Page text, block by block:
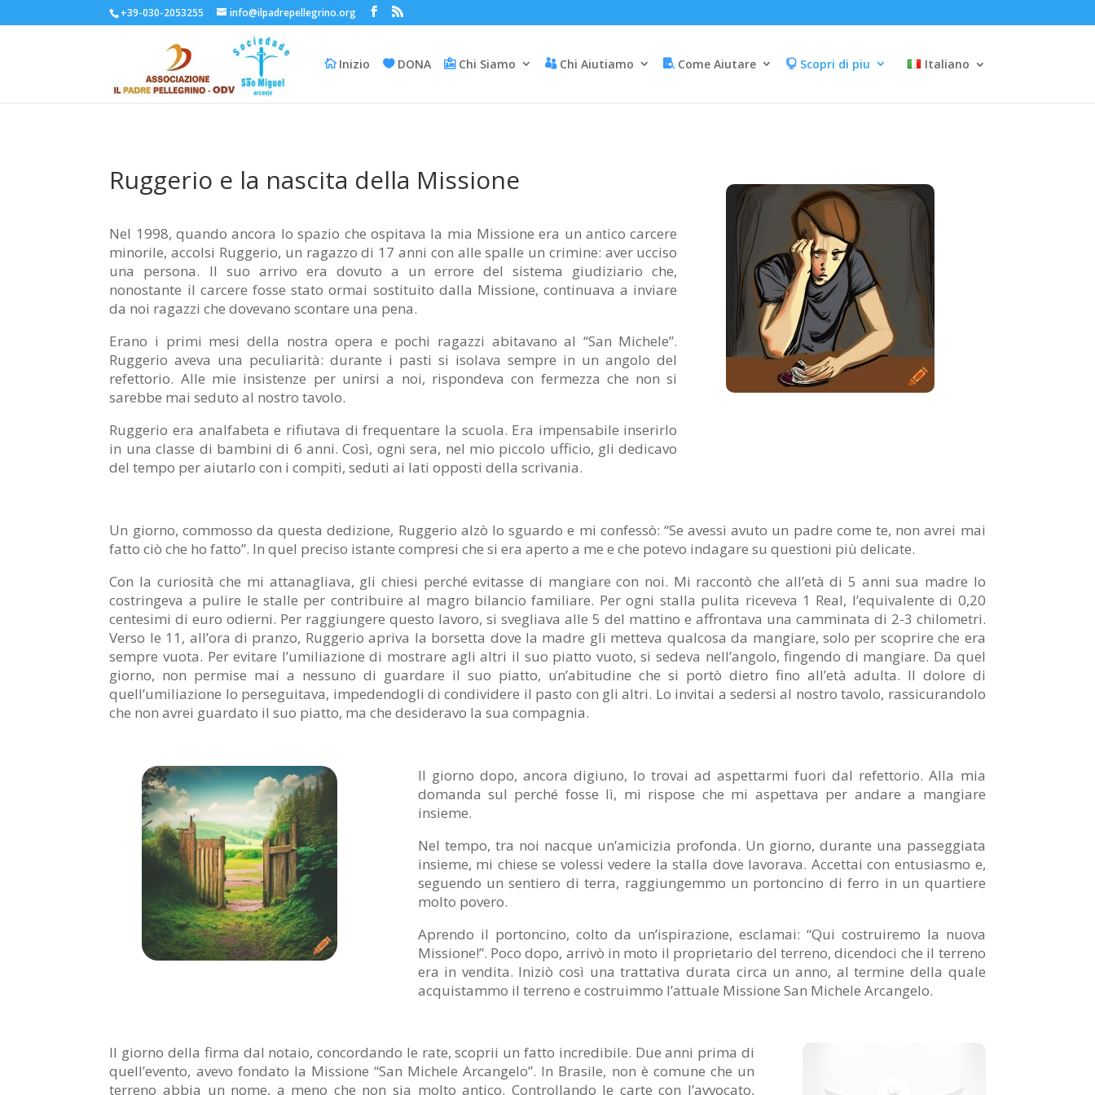
+39-030-2053255 info@ilpadrepellegrino.org
Inizio DONA Chi Siamo Chi Aiutiamo Come Aiutare Scopri di piu Italiano
Ruggerio e la nascita della Missione
Nel 1998, quando ancora lo spazio che ospitava la mia Missione era un antico carcere
minorile, accolsi Ruggerio, un ragazzo di 17 anni con alle spalle un crimine: aver ucciso
una persona. Il suo arrivo era dovuto a un errore del sistema giudiziario che,
nonostante il carcere fosse stato ormai sostituito dalla Missione, continuava a inviare
da noi ragazzi che dovevano scontare una pena.
Erano i primi mesi della nostra opera e pochi ragazzi abitavano al “San Michele”.
Ruggerio aveva una peculiarità: durante i pasti si isolava sempre in un angolo del
refettorio. Alle mie insistenze per unirsi a noi, rispondeva con fermezza che non si
sarebbe mai seduto al nostro tavolo.
Ruggerio era analfabeta e rifiutava di frequentare la scuola. Era impensabile inserirlo
in una classe di bambini di 6 anni. Così, ogni sera, nel mio piccolo ufficio, gli dedicavo
del tempo per aiutarlo con i compiti, seduti ai lati opposti della scrivania.
Un giorno, commosso da questa dedizione, Ruggerio alzò lo sguardo e mi confessò: “Se avessi avuto un padre come te, non avrei mai
fatto ciò che ho fatto”. In quel preciso istante compresi che si era aperto a me e che potevo indagare su questioni più delicate.
Con la curiosità che mi attanagliava, gli chiesi perché evitasse di mangiare con noi. Mi raccontò che all’età di 5 anni sua madre lo
costringeva a pulire le stalle per contribuire al magro bilancio familiare. Per ogni stalla pulita riceveva 1 Real, l’equivalente di 0,20
centesimi di euro odierni. Per raggiungere questo lavoro, si svegliava alle 5 del mattino e affrontava una camminata di 2-3 chilometri.
Verso le 11, all’ora di pranzo, Ruggerio apriva la borsetta dove la madre gli metteva qualcosa da mangiare, solo per scoprire che era
sempre vuota. Per evitare l’umiliazione di mostrare agli altri il suo piatto vuoto, si sedeva nell’angolo, fingendo di mangiare. Da quel
giorno, non permise mai a nessuno di guardare il suo piatto, un’abitudine che si portò dietro fino all’età adulta. Il dolore di
quell’umiliazione lo perseguitava, impedendogli di condividere il pasto con gli altri. Lo invitai a sedersi al nostro tavolo, rassicurandolo
che non avrei guardato il suo piatto, ma che desideravo la sua compagnia.
Il giorno dopo, ancora digiuno, lo trovai ad aspettarmi fuori dal refettorio. Alla mia
domanda sul perché fosse lì, mi rispose che mi aspettava per andare a mangiare
insieme.
Nel tempo, tra noi nacque un’amicizia profonda. Un giorno, durante una passeggiata
insieme, mi chiese se volessi vedere la stalla dove lavorava. Accettai con entusiasmo e,
seguendo un sentiero di terra, raggiungemmo un portoncino di ferro in un quartiere
molto povero.
Aprendo il portoncino, colto da un’ispirazione, esclamai: “Qui costruiremo la nuova
Missione!”. Poco dopo, arrivò in moto il proprietario del terreno, dicendoci che il terreno
era in vendita. Iniziò così una trattativa durata circa un anno, al termine della quale
acquistammo il terreno e costruimmo l’attuale Missione San Michele Arcangelo.
Il giorno della firma dal notaio, concordando le rate, scoprii un fatto incredibile. Due anni prima di
quell’evento, avevo fondato la Missione “San Michele Arcangelo”. In Brasile, non è comune che un
terreno abbia un nome, a meno che non sia molto antico. Controllando le carte con l’avvocato,